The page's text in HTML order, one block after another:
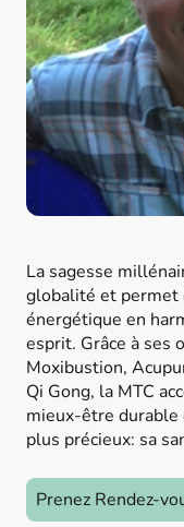
La sagesse
globalité et permet
énergétique en
esprit. Grâce à ses
Moxibustion,
Qi Gong, la MTC
mieux-être durable
plus précieux: sa
Prenez Rendez-